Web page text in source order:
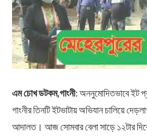
এম চোখ ডটকম,গাংনী: অননুমোদিতভাবে ইট
গাংনীর তিনটি ইটভাটায় অভিযান চালিয়ে
আদালত। আজ সোমবার বেলা সাড়ে ১২টার